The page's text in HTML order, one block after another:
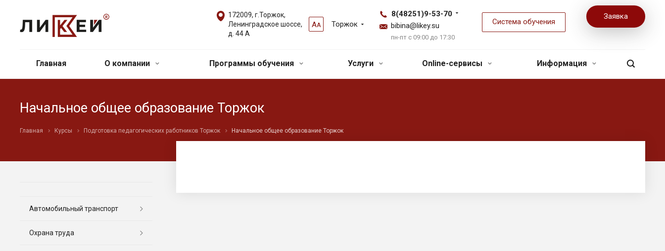
АА Торжок
8(48251)9-53-70
bibina@likey.su
пн-пт с 09:00 до 17:30
Система обучения
Заявка
172009, г.Торжок,
Ленинградское шоссе,
д. 44 А
Главная О компании Программы обучения Услуги Online-сервисы Информация
Начальное общее образование Торжок
Главная Курсы Подготовка педагогических работников Торжок Начальное общее образование Торжок
Автомобильный транспорт
Охрана труда